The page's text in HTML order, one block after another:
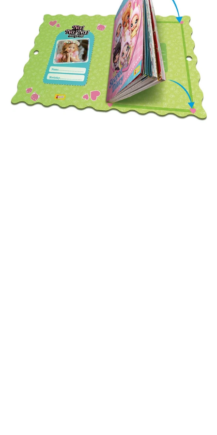
Überraschung
Geheimes
Tagebuch